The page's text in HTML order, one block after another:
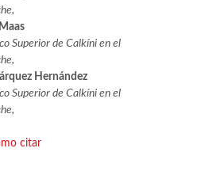
Superior de Calkíni en el
Hernández
Superior de Calkíni en el
citar